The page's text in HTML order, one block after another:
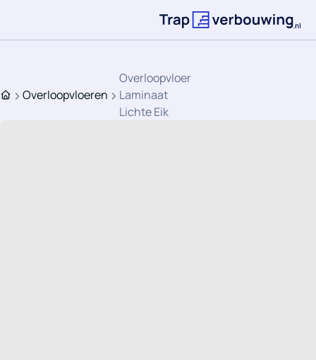
Terug naar de
HomeOverloopvloeren
Overloopvloer
Laminaat
Lichte Eik